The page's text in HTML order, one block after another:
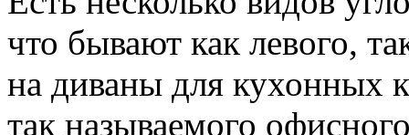
что бывают как левого,
на диваны для кухонных
так называемого